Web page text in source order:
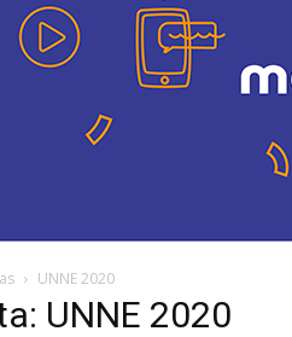
UNNE 2020
UNNE 2020